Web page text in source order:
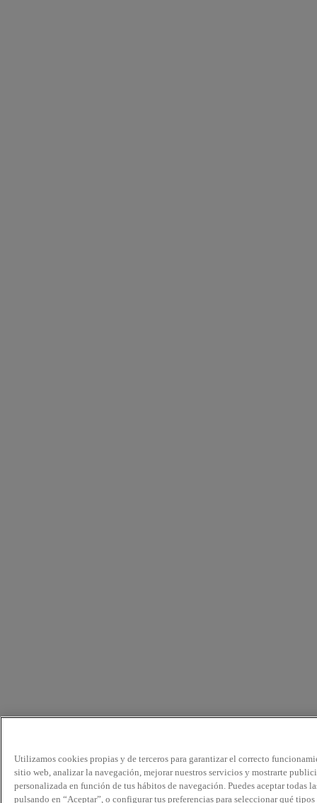
Utilizamos cookies propias y de terceros para garantizar el correcto
sitio web, analizar la navegación, mejorar nuestros servicios y mostrarte
personalizada en función de tus hábitos de navegación. Puedes aceptar todas
pulsando en “Aceptar”, o configurar tus preferencias para seleccionar qué tipos